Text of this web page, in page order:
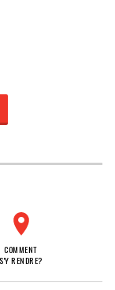
COMMENT
S'Y RENDRE?